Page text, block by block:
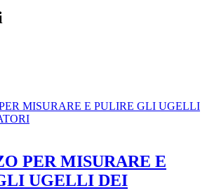
PER MISURARE E
UGELLI DEI